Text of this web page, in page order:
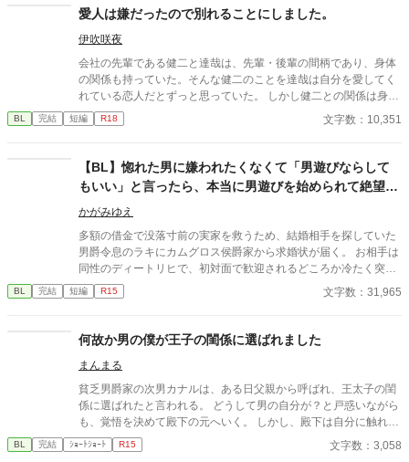
けばわかる、それのみ」というトンデモ案件だが、親友たちに協
力を頼むと（一部強制すると）、優秀な心の友たちは候補者を五
人に絞り込んでくれた。そこにリーリウスが求める人はいるのだ
ろうか。 「当たりが出るまで、抱いてみる」 優雅な笑顔でとんで
もないことをヤらかす王子の、彼なりに真剣な花嫁さがし。 ※性
モラルのゆるい世界観。主人公は複数人とあれこれヤりますの
で、苦手な方はご遠慮ください。何でもありの大人の童話とご理
解いただける方向け。
愛人は嫌だったので別れることにしました。
伊吹咲夜
会社の先輩である健二と達哉は、先輩・後輩の間柄であり、身体
の関係も持っていた。そんな健二のことを達哉は自分を愛してく
れている恋人だとずっと思っていた。 しかし健二との関係は身体
だけで、それ以上のことはない。疑問に思っていた日、健二が結
婚したと朝礼で報告が。健二は達哉のことを愛してはいなかった
BL 完結 短編 R18 文字数：10,351
【BL】惚れた男に嫌われたくなくて「男遊びならして
もいい」と言ったら、本当に男遊びを始められて絶望し
ている侯爵令息の話
かがみゆえ
多額の借金で没落寸前の実家を救うため、結婚相手を探していた
男爵令息のラキにカムグロス侯爵家から求婚状が届く。 お相手は
同性のディートリヒで、初対面で歓迎されるどころか冷たく突き
放されてしまう。 『必要最低限関わるな』 『愛人を作るな』
『男遊びならしてもいい』 ディートリヒから実家の借金を完済す
め上手なラキの周りには可愛い令息が集まり、推し活状態に。 一
方、ディートリヒだけが嫉妬で胃を痛める日々。 ラキへの恋心を
BL 完結 短編 R15 文字数：31,965
何故か男の僕が王子の閨係に選ばれました
まんまる
貧乏男爵家の次男カナルは、ある日父親から呼ばれ、王太子の閨
係に選ばれたと言われる。 どうして男の自分が？と戸惑いながら
も、覚悟を決めて殿下の元へいく。 しかし、殿下は自分に触れる
ことはなく、何か思いがあるようだった。 優しい二人の恋のお話
です。 ※ショートショート集におまけ話を上げています。そちら
BL 完結 ｼｮｰﾄｼｮｰﾄ R15 文字数：3,058